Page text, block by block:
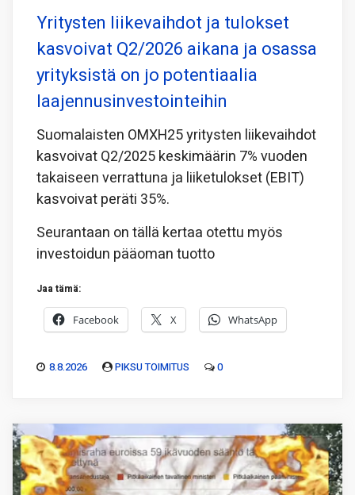
Yritysten liikevaihdot ja tulokset
kasvoivat Q2/2026 aikana ja osassa
yrityksistä on jo potentiaalia
laajennusinvestointeihin
Suomalaisten OMXH25 yritysten liikevaihdot
kasvoivat Q2/2025 keskimäärin 7% vuoden
takaiseen verrattuna ja liiketulokset (EBIT)
kasvoivat peräti 35%.
Seurantaan on tällä kertaa otettu myös
investoidun pääoman tuotto
Jaa tämä:
Facebook X WhatsApp
8.8.2026 PIKSU TOIMITUS 0